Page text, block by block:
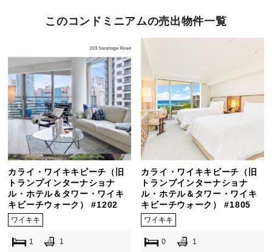
このコンドミニアムの売出物件一覧
カライ・ワイキキビーチ（旧
トランプインターナショナ
ル・ホテル＆タワー・ワイキ
キビーチウォーク） #1202
ワイキキ
1 1
カライ・ワイキキビーチ（旧
トランプインターナショナ
ル・ホテル＆タワー・ワイキ
キビーチウォーク） #1805
ワイキキ
0 1